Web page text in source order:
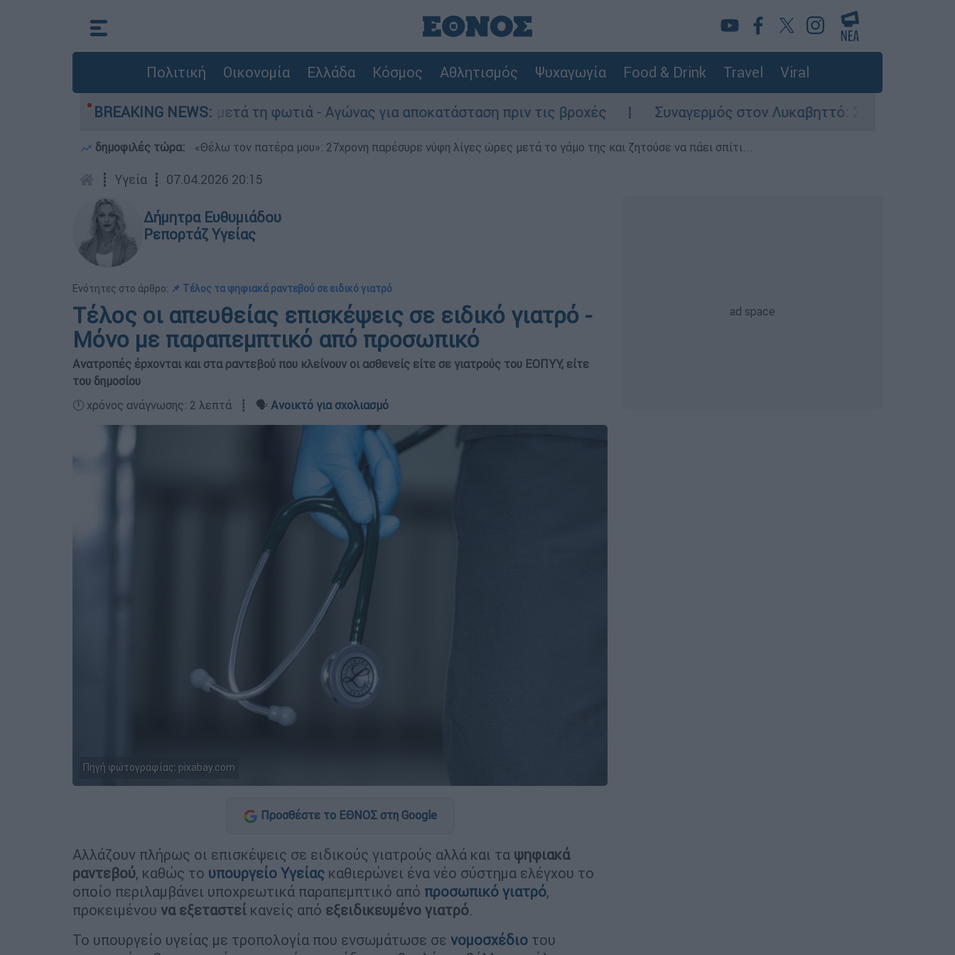
Πολιτική Οικονομία Ελλάδα Κόσμος Αθλητισμός Ψυχαγωγία Food & Drink Travel Viral
BREAKING NEWS:
Πόρτο Γερμανό μετά τη φωτιά - Αγώνας για αποκατάσταση πριν τις βροχές Συναγερμός στον Λυκαβηττό: Σορός σε προχωρημένη
δημοφιλές τώρα: «Θέλω τον πατέρα μου»: 27χρονη παρέσυρε νύφη λίγες ώρες μετά το γάμο της και ζητούσε να πάει σπίτι...
┋ Υγεία ┋ 07.04.2026 20:15
Δήμητρα Ευθυμιάδου
Ρεπορτάζ Υγείας
Ενότητες στο άρθρο: 📌 Τέλος τα ψηφιακά ραντεβού σε ειδικό γιατρό
Τέλος οι απευθείας επισκέψεις σε ειδικό γιατρό -
Μόνο με παραπεμπτικό από προσωπικό
Ανατροπές έρχονται και στα ραντεβού που κλείνουν οι ασθενείς είτε σε γιατρούς του ΕΟΠΥΥ, είτε
του δημοσίου
🕛 χρόνος ανάγνωσης: 2 λεπτά ┋ 🗣️ Ανοικτό για σχολιασμό
Πηγή φωτογραφίας: pixabay.com
Προσθέστε το ΕΘΝΟΣ στη Google
Αλλάζουν πλήρως οι επισκέψεις σε ειδικούς γιατρούς αλλά και τα ψηφιακά
ραντεβού, καθώς το υπουργείο Υγείας καθιερώνει ένα νέο σύστημα ελέγχου το
οποίο περιλαμβάνει υποχρεωτικά παραπεμπτικό από προσωπικό γιατρό,
προκειμένου να εξεταστεί κανείς από εξειδικευμένο γιατρό.
Το υπουργείο υγείας με τροπολογία που ενσωμάτωσε σε νομοσχέδιο του